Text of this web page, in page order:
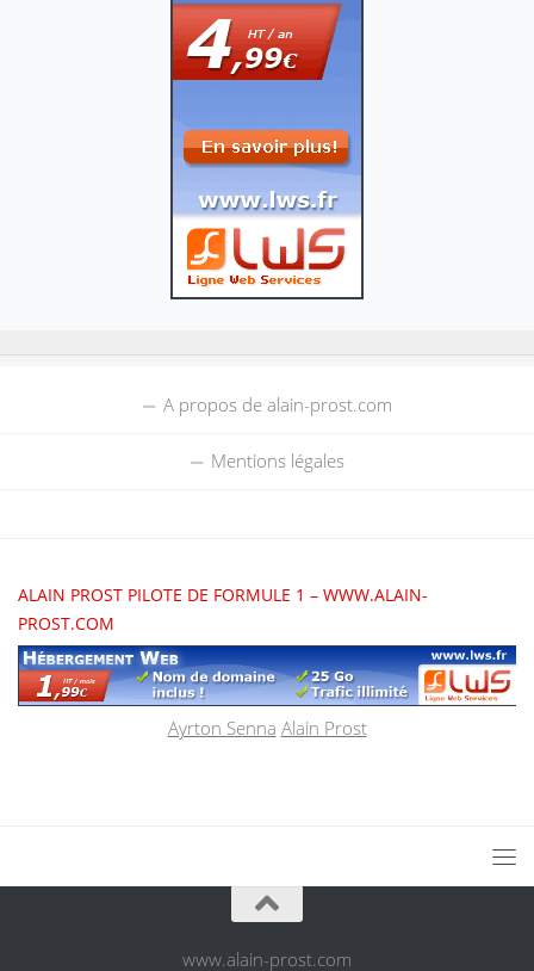
A propos de alain-prost.com
Mentions légales
ALAIN PROST PILOTE DE FORMULE 1 – WWW.ALAIN-
PROST.COM
Ayrton Senna Alain Prost
www.alain-prost.com